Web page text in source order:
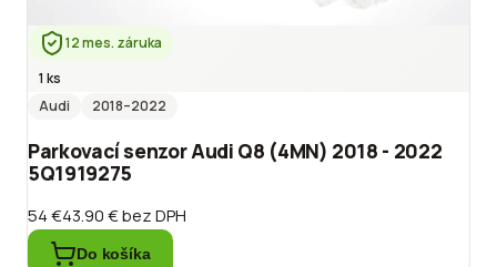
12 mes. záruka
1 ks
Audi
2018–2022
Parkovací senzor Audi Q8 (4MN) 2018 - 2022
5Q1919275
54 €43.90 €bez DPH
Do košíka